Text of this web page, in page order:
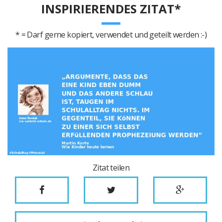
INSPIRIERENDES ZITAT*
* = Darf gerne kopiert, verwendet und geteilt werden :-)
Zitat teilen